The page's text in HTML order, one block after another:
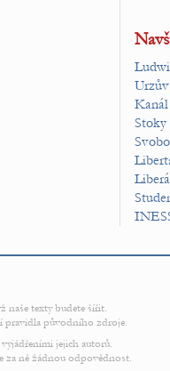
Stoky
naše texty budete šířit.
pravidla původního zdroje.
jejich autorů.
za ně žádnou odpovědnost.